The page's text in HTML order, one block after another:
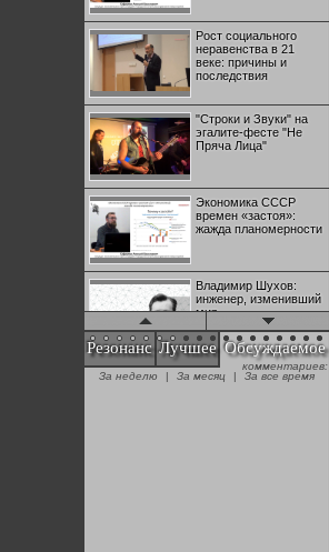
Рост социального
неравенства в 21
веке: причины и
последствия
"Строки и Звуки" на
эгалите-фесте "Не
Пряча Лица"
Экономика СССР
времен «застоя»:
жажда планомерности
Владимир Шухов:
инженер, изменивший
мир
"Аркадий Коц" на
эгалите-фесте "Не
Резонанс Лучшее Обсуждаемое
комментариев:
За неделю
| За месяц | За все время